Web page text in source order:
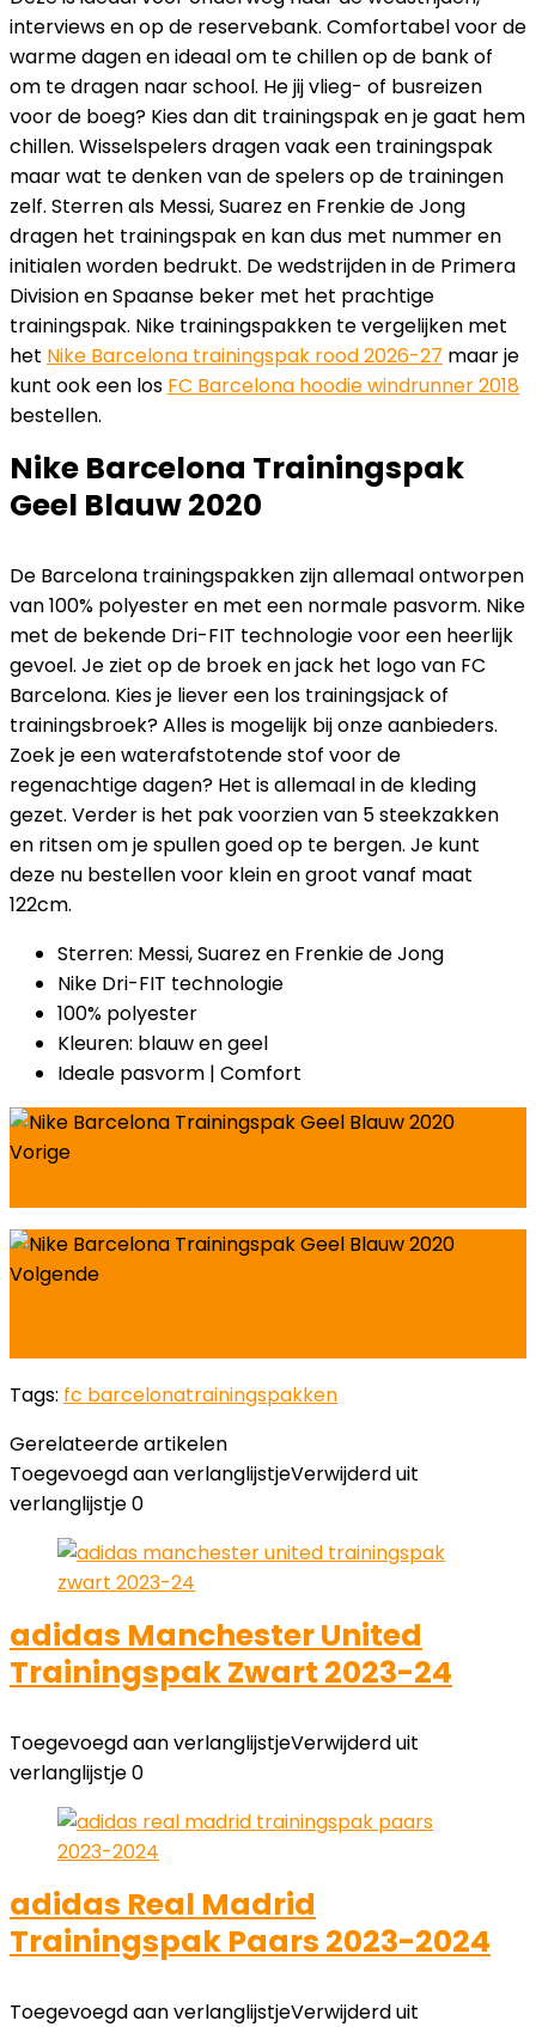
interviews en op de reservebank. Comfortabel voor de
warme dagen en ideaal om te chillen op de bank of
om te dragen naar school. He jij vlieg- of busreizen
voor de boeg? Kies dan dit trainingspak en je gaat hem
chillen. Wisselspelers dragen vaak een trainingspak
maar wat te denken van de spelers op de trainingen
zelf. Sterren als Messi, Suarez en Frenkie de Jong
dragen het trainingspak en kan dus met nummer en
initialen worden bedrukt. De wedstrijden in de Primera
Division en Spaanse beker met het prachtige
trainingspak. Nike trainingspakken te vergelijken met
het Nike Barcelona trainingspak rood 2026-27 maar je
kunt ook een los FC Barcelona hoodie windrunner 2018
bestellen.
Nike Barcelona Trainingspak
Geel Blauw 2020
De Barcelona trainingspakken zijn allemaal ontworpen
van 100% polyester en met een normale pasvorm. Nike
met de bekende Dri-FIT technologie voor een heerlijk
gevoel. Je ziet op de broek en jack het logo van FC
Barcelona. Kies je liever een los trainingsjack of
trainingsbroek? Alles is mogelijk bij onze aanbieders.
Zoek je een waterafstotende stof voor de
regenachtige dagen? Het is allemaal in de kleding
gezet. Verder is het pak voorzien van 5 steekzakken
en ritsen om je spullen goed op te bergen. Je kunt
deze nu bestellen voor klein en groot vanaf maat
122cm.
Sterren: Messi, Suarez en Frenkie de Jong
Nike Dri-FIT technologie
100% polyester
Kleuren: blauw en geel
Ideale pasvorm | Comfort
Vorige
Volgende
Tags: fc barcelonatrainingspakken
Gerelateerde artikelen
Toegevoegd aan verlanglijstjeVerwijderd uit
verlanglijstje0
adidas Manchester United
Trainingspak Zwart 2023-24
Toegevoegd aan verlanglijstjeVerwijderd uit
verlanglijstje0
adidas Real Madrid
Trainingspak Paars 2023-2024
Toegevoegd aan verlanglijstjeVerwijderd uit